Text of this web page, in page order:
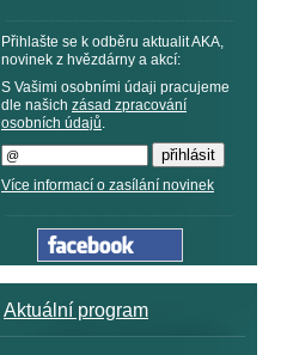
Přihlašte se k odběru aktualit AKA,
novinek z hvězdárny a akcí:
S Vašimi osobními údaji pracujeme
dle našich zásad zpracování
osobních údajů.
Více informací o zasílání novinek
Aktuální program